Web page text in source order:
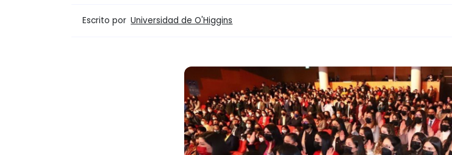
Escrito por Universidad de O'Higgins